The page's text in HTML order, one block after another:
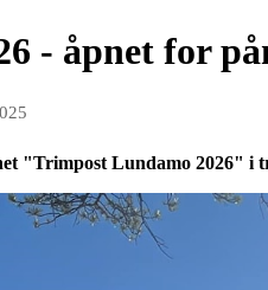
- åpnet for
"Trimpost Lundamo 2026" i